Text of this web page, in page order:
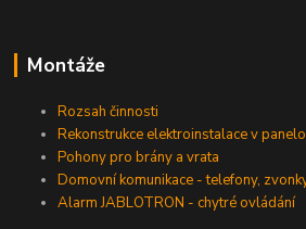
Montáže
Rozsah činnosti
Rekonstrukce elektroinstalace v
Pohony pro brány a vrata
Domovní komunikace - telefony,
Alarm JABLOTRON - chytré ovládání